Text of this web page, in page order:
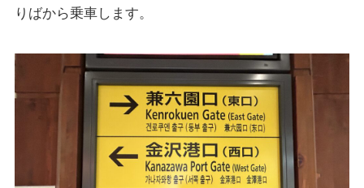
りばから乗車します。